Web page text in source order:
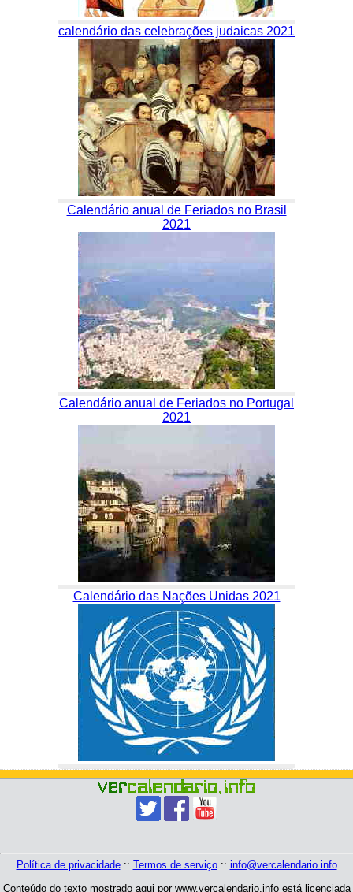
calendário das celebrações judaicas 2021
Calendário anual de Feriados no Brasil
2021
Calendário anual de Feriados no Portugal
2021
Calendário das Nações Unidas 2021
Política de privacidade:: Termos de serviço:: info@vercalendario.info
Conteúdo do texto mostrado aqui por www.vercalendario.info está licenciada